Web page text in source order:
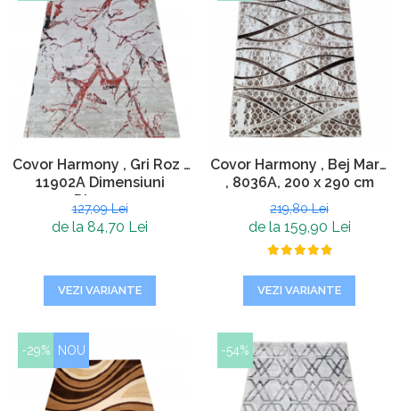
Covor Harmony , Gri Roz ,
11902A Dimensiuni
Diverse
127,09 Lei
de la 84,70 Lei
VEZI VARIANTE
Covor Harmony , Bej Maro
, 8036A, 200 x 290 cm
219,80 Lei
de la 159,90 Lei
VEZI VARIANTE
-29% NOU -54%